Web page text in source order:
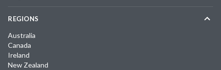
REGIONS
Australia
Canada
Ireland
New Zealand